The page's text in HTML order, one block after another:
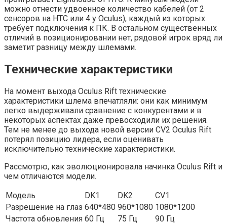
можно отнести удвоенное количество кабелей (от 2
сенсоров на HTC или 4 у Oculus), каждый из которых
требует подключения к ПК. В остальном существенных
отличий в позиционировании нет, рядовой игрок вряд ли
заметит разницу между шлемами.
Технические характеристики
На момент выхода Oculus Rift технические
характеристики шлема впечатляли: они как минимум
легко выдерживали сравнение с конкурентами и в
некоторых аспектах даже превосходили их решения.
Тем не менее до выхода новой версии CV2 Oculus Rift
потерял позицию лидера, если оценивать
исключительно технические характеристики.
Рассмотрю, как эволюционировала начинка Oculus Rift и
чем отличаются модели.
Модель
DK1 DK2
CV1
Разрешение на глаз 640*480 960*1080 1080*1200
Частота обновления 60 Гц 75 Гц
90 Гц